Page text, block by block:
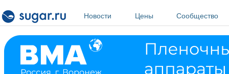
Новости
Цены Сообщество